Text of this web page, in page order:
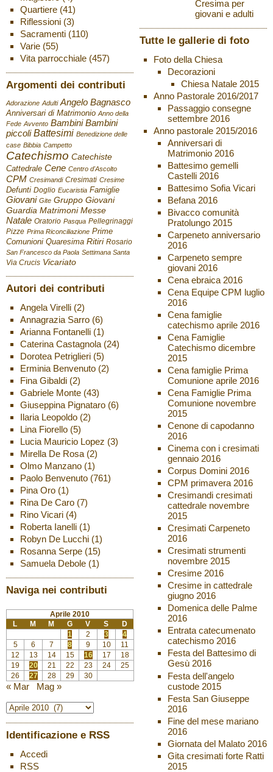
Quartiere(41)
Riflessioni(3)
Sacramenti(110)
Varie(55)
Vita parrocchiale(457)
Argomenti dei contributi
Adorazione Adulti Angelo Bagnasco
Anniversari di Matrimonio Anno della
Fede Avvento Bambini Bambini
piccoli Battesimi Benedizione delle
case Bibbia Campetto
Catechismo Catechiste
Cattedrale Cene Centro d'Ascolto
CPM Cresimandi Cresimati Cresime
Defunti Doglio Eucaristia Famiglie
Giovani Gite Gruppo Giovani
Guardia Matrimoni Messe
Natale Oratorio Pasqua Pellegrinaggi
Pizze Prima Riconciliazione Prime
Comunioni Quaresima Ritiri Rosario
San Francesco da Paola Settimana Santa
Via Crucis Vicariato
Autori dei contributi
Angela Virelli(2)
Annagrazia Sarro(6)
Arianna Fontanelli(1)
Caterina Castagnola(24)
Dorotea Petriglieri(5)
Erminia Benvenuto(2)
Fina Gibaldi(2)
Gabriele Monte(43)
Giuseppina Pignataro(6)
Ilaria Leopoldo(2)
Lina Fiorello(5)
Lucia Mauricio Lopez (3)
Mirella De Rosa(2)
Olmo Manzano(1)
Paolo Benvenuto(761)
Pina Oro(1)
Rina De Caro(7)
Rino Vicari(4)
Roberta Ianelli(1)
Robyn De Lucchi(1)
Rosanna Serpe(15)
Samuela Debole(1)
Naviga nei contributi
Aprile 2010
L
M M G V S
D
1
2 3
4
5
6 7 8 9 10
11
12
13 14 15 16 17
18
19
20 21 22 23 24
25
26
27 28 29 30
« Mar Mag »
Identificazione e RSS
Accedi
RSS
Cresima per
giovani e adulti
Tutte le gallerie di foto
Foto della Chiesa
Decorazioni
Chiesa Natale 2015
Anno Pastorale 2016/2017
Passaggio consegne
settembre 2016
Anno pastorale 2015/2016
Anniversari di
Matrimonio 2016
Battesimo gemelli
Castelli 2016
Battesimo Sofia Vicari
Befana 2016
Bivacco comunità
Pratolungo 2015
Carpeneto anniversario
2016
Carpeneto sempre
giovani 2016
Cena ebraica 2016
Cena Equipe CPM luglio
2016
Cena famiglie
catechismo aprile 2016
Cena Famiglie
Catechismo dicembre
2015
Cena famiglie Prima
Comunione aprile 2016
Cena Famiglie Prima
Comunione novembre
2015
Cenone di capodanno
2016
Cinema con i cresimati
gennaio 2016
Corpus Domini 2016
CPM primavera 2016
Cresimandi cresimati
cattedrale novembre
2015
Cresimati Carpeneto
2016
Cresimati strumenti
novembre 2015
Cresime 2016
Cresime in cattedrale
giugno 2016
Domenica delle Palme
2016
Entrata catecumenato
catechismo 2016
Festa del Battesimo di
Gesù 2016
Festa dell'angelo
custode 2015
Festa San Giuseppe
2016
Fine del mese mariano
2016
Giornata del Malato 2016
Gita cresimati forte Ratti
2015